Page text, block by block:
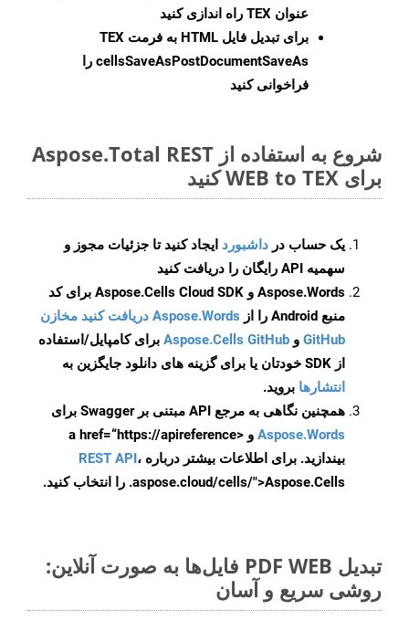
عنوان TEX راه اندازی کنید
برای تبدیل فایل HTML به فرمت
TEX
cellsSaveAsPostDocumentSaveAs را
فراخوانی کنید
شروع به استفاده از Aspose.Total REST
برای WEB to TEX کنید
یک حساب در داشبورد ایجاد کنید تا جزئیات مجوز و
سهمیه API رایگان را دریافت کنید
Aspose.Words و Aspose.Cells Cloud SDK برای کد
منبع Android را از
Aspose.Words دریافت کنید مخازن
GitHub و Aspose.Cells GitHub برای کامپایل/استفاده
از SDK خودتان یا برای گزینه های دانلود جایگزین به
انتشارها بروید.
همچنین نگاهی به مرجع API مبتنی بر Swagger برای
Aspose.Words
و <a href=“https://apireference
بیندازید. برای اطلاعات بیشتر درباره REST API،
.aspose.cloud/cells/">Aspose.Cells را انتخاب کنید.
تبدیل PDF WEB فایل‌ها به صورت آنلاین:
روشی سریع و آسان